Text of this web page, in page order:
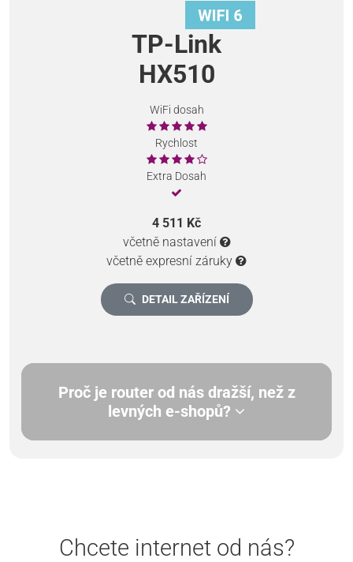
TP-Link
HX510
WiFi dosah
Rychlost
Extra Dosah
4 511 Kč
včetně nastavení
včetně expresní záruky
DETAIL ZAŘÍZENÍ
Proč je router od nás dražší, než z
levných e-shopů?
Chcete internet od nás?